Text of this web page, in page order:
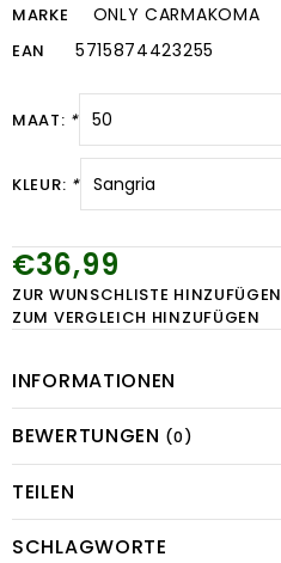
MARKE ONLY CARMAKOMA
EAN 5715874423255
MAAT: *
KLEUR: *
€36,99
ZUR WUNSCHLISTE HINZUFÜGEN
ZUM VERGLEICH HINZUFÜGEN
INFORMATIONEN
BEWERTUNGEN (0)
TEILEN
SCHLAGWORTE